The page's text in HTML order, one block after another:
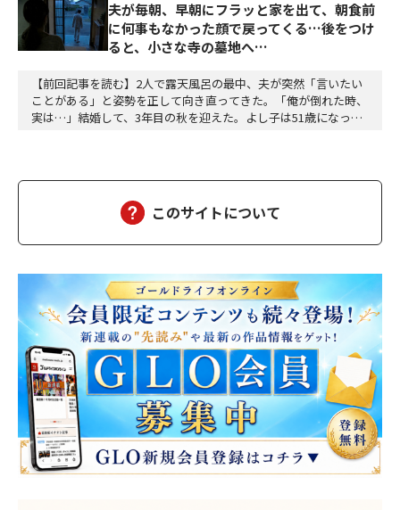
夫が毎朝、早朝にフラッと家を出て、朝食前
に何事もなかった顔で戻ってくる…後をつけ
ると、小さな寺の墓地へ…
【前回記事を読む】2人で露天風呂の最中、夫が突然「言いたい
ことがある」と姿勢を正して向き直ってきた。「俺が倒れた時、
実は…」結婚して、3年目の秋を迎えた。よし子は51歳になっ
ん、幸せになった）夫の雅彦は、相変わらず口数は多くな…
このサイトについて